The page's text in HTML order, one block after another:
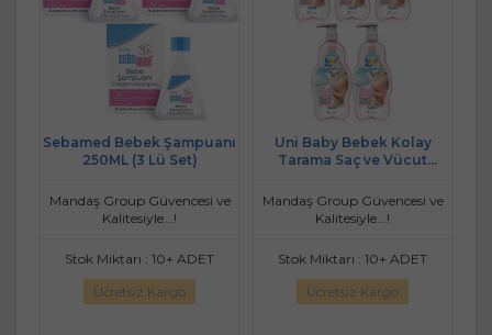
Sebamed Bebek Şampuanı
250ML (3 Lü Set)
Mandaş Group Güvencesi ve
Kalitesiyle...!
Stok Miktarı : 10+ ADET
Ücretsiz Kargo
Uni Baby Bebek Kolay
Tarama Saç ve Vücut
(5 Li Set)
Mandaş Group Güvencesi ve
Kalitesiyle...!
Stok Miktarı : 10+ ADET
Ücretsiz Kargo